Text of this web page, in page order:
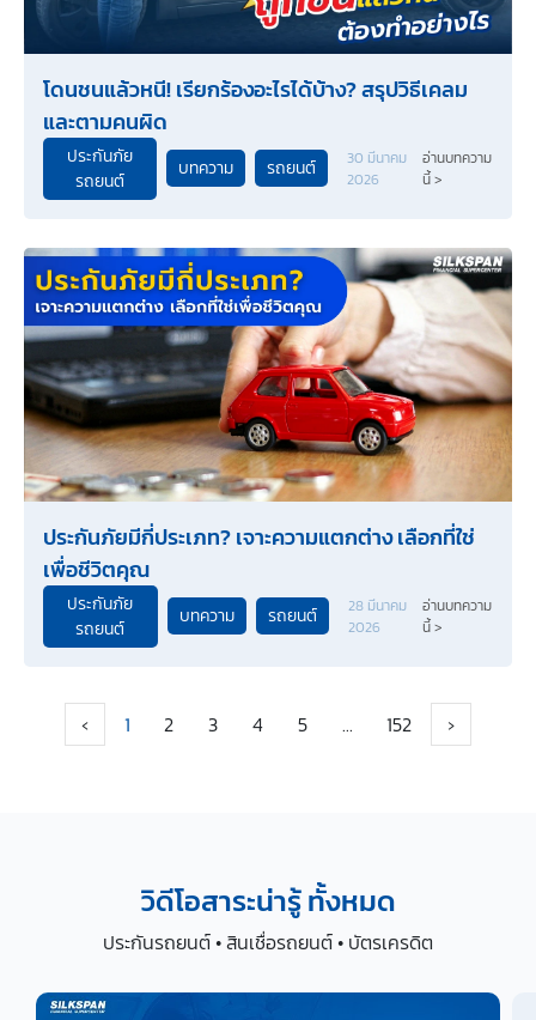
โดนชนแล้วหนี! เรียกร้องอะไรได้บ้าง? สรุปวิธีเคลม
และตามคนผิด
ประกันภัย
รถยนต์
บทความ รถยนต์
30 มีนาคม
2026
อ่านบทความ
นี้ >
ประกันภัยมีกี่ประเภท? เจาะความแตกต่าง เลือกที่ใช่
เพื่อชีวิตคุณ
ประกันภัย
รถยนต์
บทความ รถยนต์
28 มีนาคม
2026
อ่านบทความ
นี้ >
‹ 1 2 3 4 5 ... 152 ›
วิดีโอสาระน่ารู้ ทั้งหมด
ประกันรถยนต์ • สินเชื่อรถยนต์ • บัตรเครดิต